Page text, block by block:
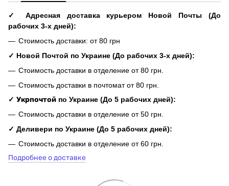
✓ Адресная доставка курьером Новой Почты (До
рабочих 3-х дней):
Стоимость доставки: от 80 грн
✓ Новой Почтой по Украине (До рабочих 3-х дней):
Стоимость доставки в отделение от 80 грн.
Стоимость доставки в почтомат от 80 грн.
✓ Укрпочтой по Украине (До 5 рабочих дней):
Стоимость доставки в отделение от 50 грн.
✓ Деливери по Украине (До 5 рабочих дней):
Стоимость доставки в отделение от 60 грн.
Подробнее о доставке